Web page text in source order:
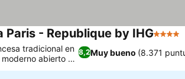
Paris - Republique by IHG4
8,2Muy bueno (8.371
tradicional en
abierto 24